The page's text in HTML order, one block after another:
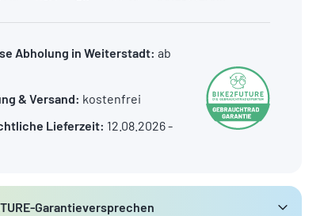
Abholung in Weiterstadt: ab
& Versand: kostenfrei
Lieferzeit: 12.08.2026 -
Garantieversprechen